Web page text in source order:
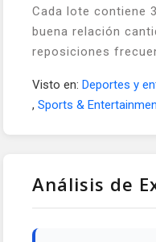
Cada lote contiene
buena relación
reposiciones
Visto en: Deportes y
, Sports &
Análisis de